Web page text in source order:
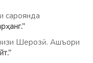
Шерозӣ. Ашъори